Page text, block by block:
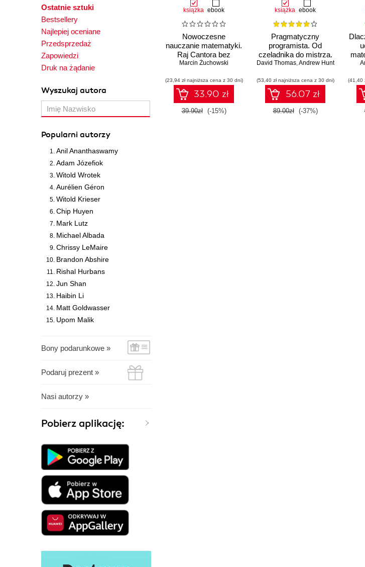
Ostatnie sztuki
Bestsellery
Najlepiej oceniane
Przedsprzedaż
Zapowiedzi
Druk na żądanie
Wyszukaj autora
Popularni autorzy
Anil Ananthaswamy
Adam Józefiok
Witold Wrotek
Aurélien Géron
Witold Krieser
Chip Huyen
Mark Lutz
Michael Albada
Chrissy LeMaire
Brandon Abshire
Rishal Hurbans
Jun Shan
Haibin Li
Matt Goldwasser
Upom Malik
Bony podarunkowe »
Podaruj prezent »
Nasi autorzy »
Pobierz aplikację:
książka ebook
Nowoczesne
nauczanie matematyki.
Raj Cantora bez
kalkulatora?
Marcin Żuchowski
(23,94 zł najniższa cena z 30 dni)
33.90 zł
39.90zł (-15%)
książka ebook
Pragmatyczny
programista. Od
czeladnika do mistrza.
Wydanie II
David Thomas,Andrew Hunt
(53,40 zł najniższa cena z 30 dni)
56.07 zł
89.00zł (-37%)
(41,40